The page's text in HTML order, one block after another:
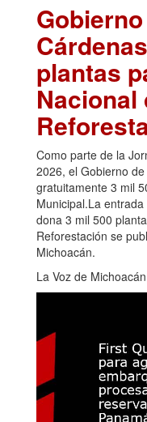
plantas
Nacional
Como parte de la
2026, el Gobierno
gratuitamente 3 mil
Municipal.La
dona 3 mil 500
Reforestación se
Michoacán.
La Voz de Michoacán